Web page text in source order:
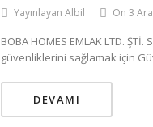
Yayınlayan Albil On 3
BOBA HOMES EMLAK LTD.
güvenliklerini sağlamak için
DEVAMI